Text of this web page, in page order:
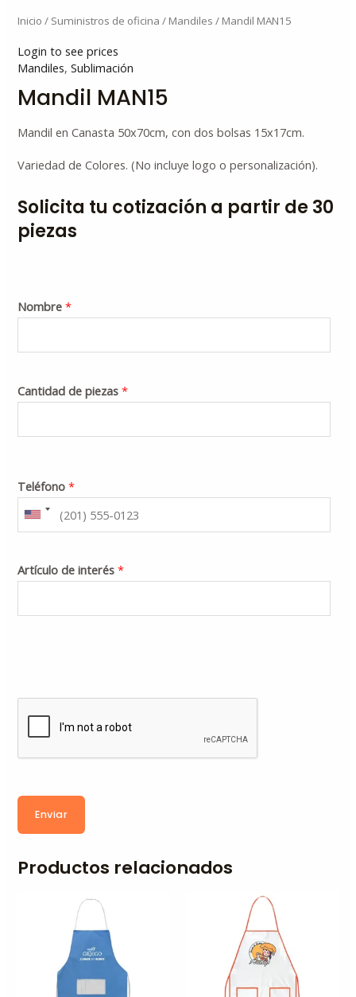
Inicio / Suministros de oficina / Mandiles / Mandil MAN15
Login to see prices
Mandiles,Sublimación
Mandil MAN15
Mandil en Canasta 50x70cm, con dos bolsas 15x17cm.
Variedad de Colores. (No incluye logo o personalización).
Solicita tu cotización a partir de 30
piezas
Nombre*
Cantidad de piezas*
Teléfono*
Artículo de interés*
Enviar
Productos relacionados